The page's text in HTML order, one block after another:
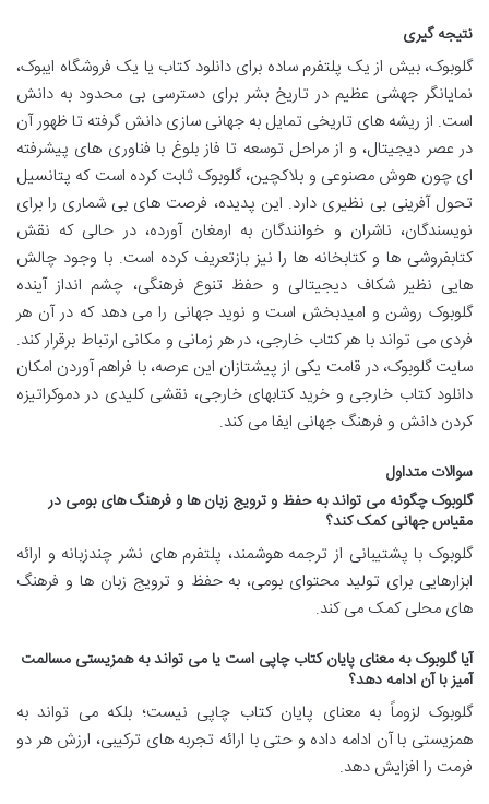
نتیجه گیری
گلوبوک، بیش از یک پلتفرم ساده برای دانلود کتاب یا یک فروشگاه ایبوک،
نمایانگر جهشی عظیم در تاریخ بشر برای دسترسی بی محدود به دانش
است. از ریشه های تاریخی تمایل به جهانی سازی دانش گرفته تا ظهور آن
در عصر دیجیتال، و از مراحل توسعه تا فاز بلوغ با فناوری های پیشرفته
ای چون هوش مصنوعی و بلاکچین، گلوبوک ثابت کرده است که پتانسیل
تحول آفرینی بی نظیری دارد. این پدیده، فرصت های بی شماری را برای
نویسندگان، ناشران و خوانندگان به ارمغان آورده، در حالی که نقش
کتابفروشی ها و کتابخانه ها را نیز بازتعریف کرده است. با وجود چالش
هایی نظیر شکاف دیجیتالی و حفظ تنوع فرهنگی، چشم انداز آینده
گلوبوک روشن و امیدبخش است و نوید جهانی را می دهد که در آن هر
فردی می تواند با هر کتاب خارجی، در هر زمانی و مکانی ارتباط برقرار کند.
سایت گلوبوک، در قامت یکی از پیشتازان این عرصه، با فراهم آوردن امکان
دانلود کتاب خارجی و خرید کتابهای خارجی، نقشی کلیدی در دموکراتیزه
کردن دانش و فرهنگ جهانی ایفا می کند.
سوالات متداول
گلوبوک چگونه می تواند به حفظ و ترویج زبان ها و فرهنگ های بومی در
مقیاس جهانی کمک کند؟
گلوبوک با پشتیبانی از ترجمه هوشمند، پلتفرم های نشر چندزبانه و ارائه
ابزارهایی برای تولید محتوای بومی، به حفظ و ترویج زبان ها و فرهنگ
های محلی کمک می کند.
آیا گلوبوک به معنای پایان کتاب چاپی است یا می تواند به همزیستی مسالمت
آمیز با آن ادامه دهد؟
گلوبوک لزوماً به معنای پایان کتاب چاپی نیست؛ بلکه می تواند به
همزیستی با آن ادامه داده و حتی با ارائه تجربه های ترکیبی، ارزش هر دو
فرمت را افزایش دهد.